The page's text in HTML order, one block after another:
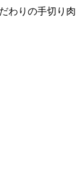
わりの手切り肉